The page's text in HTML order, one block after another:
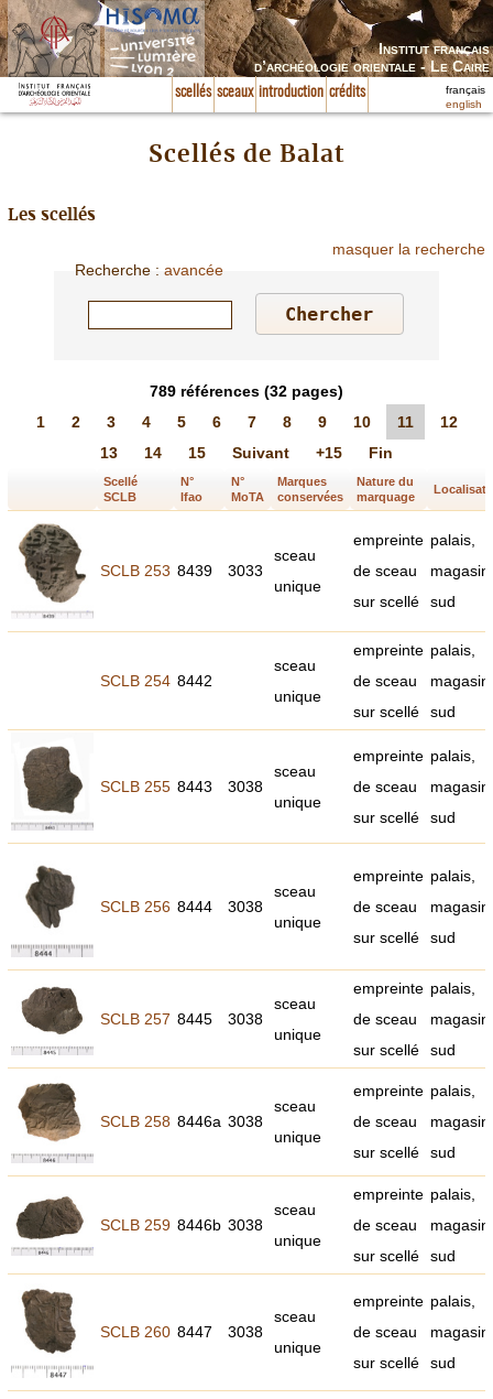
Institut français
d’archéologie orientale - Le Caire
scellés sceaux introduction crédits
français
english
Scellés de Balat
Les scellés
masquer la recherche
Recherche :avancée
789 références (32 pages)
1
2 3 4 5 6 7 8 9 10 11
12
13
14 15 Suivant +15 Fin
Scellé
SCLB
N°
Ifao
N°
MoTA
Marques
conservées
Nature du
marquage
SCLB 253 8439 3033
sceau
unique
empreinte
de sceau
sur scellé
palais,
sud
SCLB 254 8442
sceau
unique
empreinte
de sceau
sur scellé
palais,
sud
SCLB 255 8443 3038
sceau
unique
empreinte
de sceau
sur scellé
palais,
sud
SCLB 256 8444 3038
sceau
unique
empreinte
de sceau
sur scellé
palais,
sud
SCLB 257 8445 3038
sceau
unique
empreinte
de sceau
sur scellé
palais,
sud
SCLB 258 8446a 3038
sceau
unique
empreinte
de sceau
sur scellé
palais,
sud
SCLB 259 8446b 3038
sceau
unique
empreinte
de sceau
sur scellé
palais,
sud
SCLB 260 8447 3038
sceau
unique
empreinte
de sceau
sur scellé
palais,
sud